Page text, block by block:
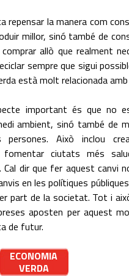
repensar la manera com
millor, sinó també de
comprar allò que realment
sempre que sigui
està molt relacionada amb
important és que no
ambient, sinó també de
Això inclou
fomentar ciutats més
dir que fer aquest canvi
en les polítiques
part de la societat. Tot i
aposten per aquest
de futur.
ECONOMIA
VERDA